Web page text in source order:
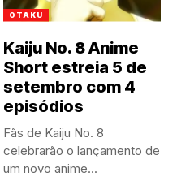
OTAKU
Kaiju No. 8 Anime
Short estreia 5 de
setembro com 4
episódios
Fãs de Kaiju No. 8
celebrarão o lançamento de
um novo anime...